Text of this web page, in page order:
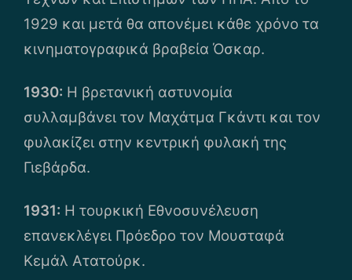
1929 και μετά θα απονέμει κάθε χρόνο τα
κινηματογραφικά βραβεία Όσκαρ.
1930: Η βρετανική αστυνομία
συλλαμβάνει τον Μαχάτμα Γκάντι και τον
φυλακίζει στην κεντρική φυλακή της
Γιεβάρδα.
1931: Η τουρκική Εθνοσυνέλευση
επανεκλέγει Πρόεδρο τον Μουσταφά
Κεμάλ Ατατούρκ.